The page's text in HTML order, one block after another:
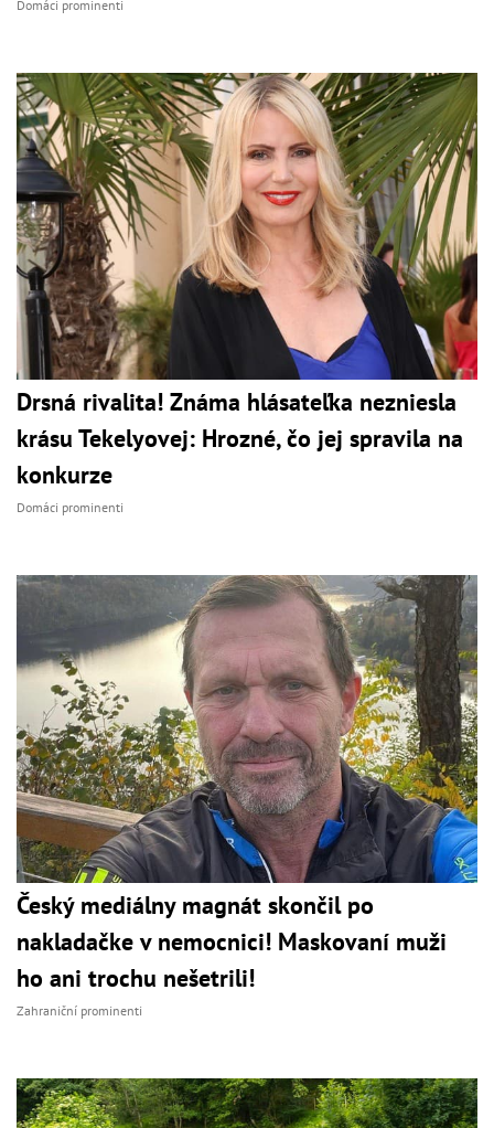
Domáci prominenti
Drsná rivalita! Známa hlásateľka nezniesla
krásu Tekelyovej: Hrozné, čo jej spravila na
konkurze
Domáci prominenti
Český mediálny magnát skončil po
nakladačke v nemocnici! Maskovaní muži
ho ani trochu nešetrili!
Zahraniční prominenti